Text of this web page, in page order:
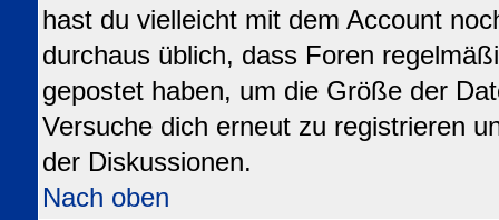
hast du vielleicht mit dem Account
durchaus üblich, dass Foren
gepostet haben, um die Größe der
Versuche dich erneut zu registrieren
der Diskussionen.
Nach oben